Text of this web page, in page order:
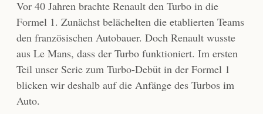
Vor 40 Jahren brachte Renault den Turbo in die
Formel 1. Zunächst belächelten die etablierten Teams
den französischen Autobauer. Doch Renault wusste
aus Le Mans, dass der Turbo funktioniert. Im ersten
Teil unser Serie zum Turbo-Debüt in der Formel 1
blicken wir deshalb auf die Anfänge des Turbos im
Auto.